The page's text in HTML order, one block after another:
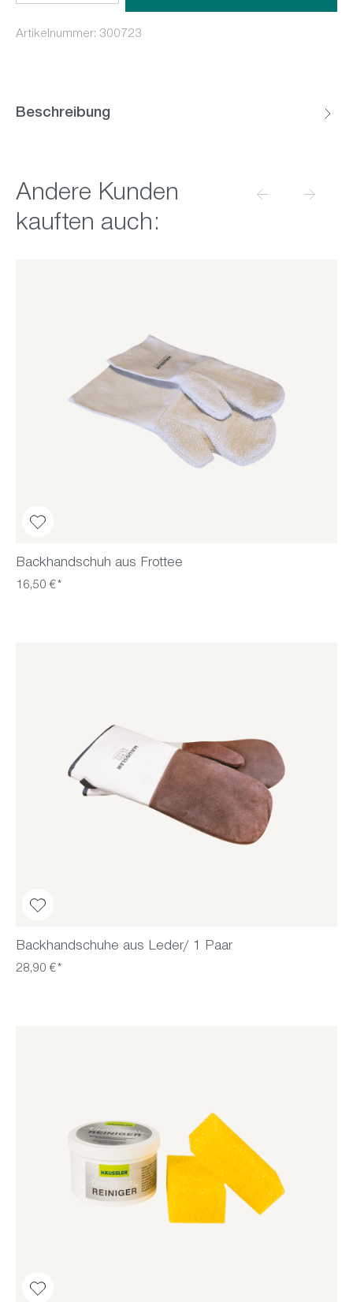
Artikelnummer: 300723
Beschreibung
Produktgalerie überspringen
Andere Kunden
kauften auch:
Backhandschuh aus Frottee
16,50 €*
Backhandschuhe aus Leder/ 1 Paar
28,90 €*